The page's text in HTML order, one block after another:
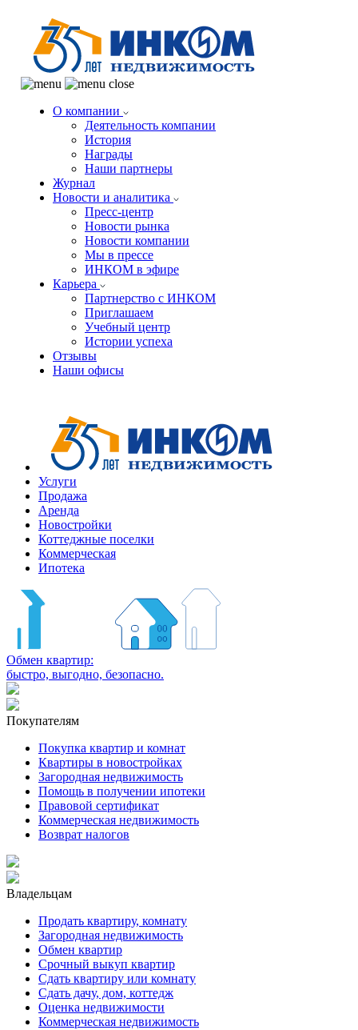
О компании
Деятельность компании
История
Награды
Наши партнеры
Журнал
Новости и аналитика
Пресс-центр
Новости рынка
Новости компании
Мы в прессе
ИНКОМ в эфире
Карьера
Партнерство с ИНКОМ
Приглашаем
Учебный центр
Истории успеха
Отзывы
Наши офисы
Услуги
Продажа
Аренда
Новостройки
Коттеджные поселки
Коммерческая
Ипотека
Обмен квартир:
быстро, выгодно, безопасно.
Покупателям
Покупка квартир и комнат
Квартиры в новостройках
Загородная недвижимость
Помощь в получении ипотеки
Правовой сертификат
Коммерческая недвижимость
Возврат налогов
Владельцам
Продать квартиру, комнату
Загородная недвижимость
Обмен квартир
Срочный выкуп квартир
Сдать квартиру или комнату
Сдать дачу, дом, коттедж
Оценка недвижимости
Коммерческая недвижимость